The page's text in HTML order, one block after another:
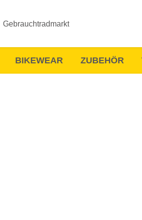
Gebrauchtradmarkt
BIKEWEAR ZUBEHÖR